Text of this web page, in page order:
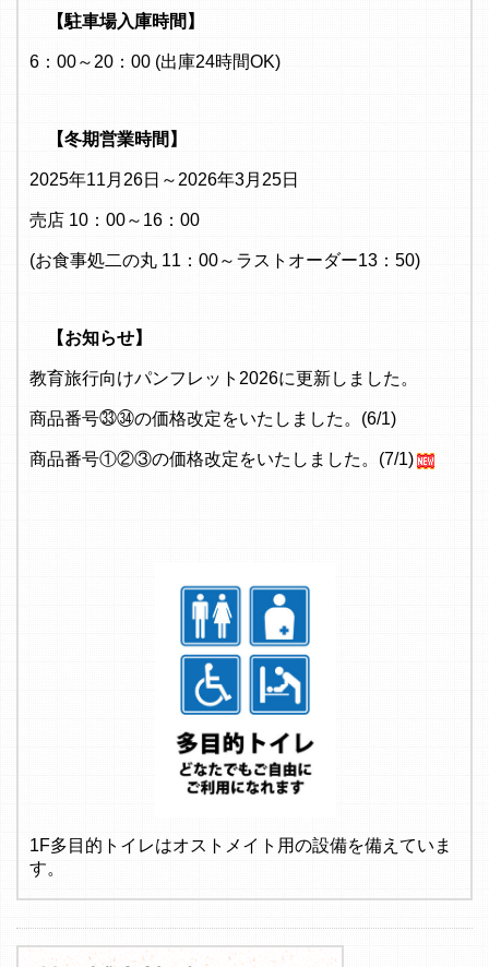
【駐車場入庫時間】
6：00～20：00 (出庫24時間OK)
【冬期営業時間】
2025年11月26日～2026年3月25日
売店 10：00～16：00
(お食事処二の丸 11：00～ラストオーダー13：50)
【お知らせ】
教育旅行向けパンフレット2026に更新しました。
商品番号㉝㉞の価格改定をいたしました。(6/1)
商品番号①②③の価格改定をいたしました。(7/1)
1F多目的トイレはオストメイト用の設備を備えていま
す。